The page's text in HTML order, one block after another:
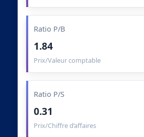
Ratio P/B
1.84
Prix/Valeur comptable
Ratio P/S
0.31
Prix/Chiffre d’affaires